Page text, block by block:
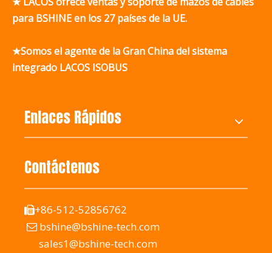
para BSHINE en los 27 países de la UE.
★Somos el agente de la Gran China del sistema
integrado LACOS ISOBUS
Enlaces Rápidos
Contáctenos
+86-512-52856762
 bshine@bshine-tech.com
sales1@bshine-tech.com